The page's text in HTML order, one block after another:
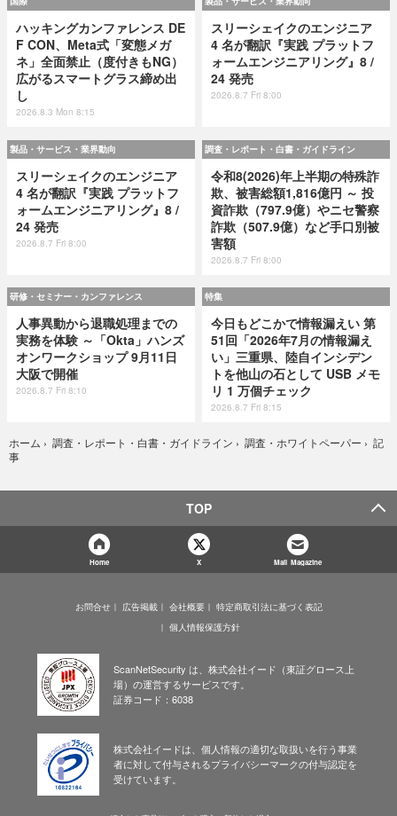
ハッキングカンファレンス DE
F CON、Meta式「変態メガ
ネ」全面禁止（度付きもNG）
広がるスマートグラス締め出
し
2026.8.3 Mon 8:15
スリーシェイクのエンジニア
4 名が翻訳『実践 プラットフ
ォームエンジニアリング』8 /
24 発売
2026.8.7 Fri 8:00
製品・サービス・業界動向
スリーシェイクのエンジニア
4 名が翻訳『実践 プラットフ
ォームエンジニアリング』8 /
24 発売
2026.8.7 Fri 8:00
調査・レポート・白書・ガイドライン
令和8(2026)年上半期の特殊詐
欺、被害総額1,816億円 ～ 投
資詐欺（797.9億）やニセ警察
詐欺（507.9億）など手口別被
害額
2026.8.7 Fri 8:00
研修・セミナー・カンファレンス
人事異動から退職処理までの
実務を体験 ～「Okta」ハンズ
オンワークショップ 9月11日
大阪で開催
2026.8.7 Fri 8:10
特集
今日もどこかで情報漏えい 第
51回「2026年7月の情報漏え
い」三重県、陸自インシデン
トを他山の石として USB メモ
リ 1 万個チェック
2026.8.7 Fri 8:15
ホーム › 調査・レポート・白書・ガイドライン › 調査・ホワイトペーパー › 記
事
TOP
Home X Mail Magazine
お問合せ 広告掲載 会社概要
特定商取引法に基づく表記
個人情報保護方針
ScanNetSecurity は、株式会社イード（東証グロース上
場）の運営するサービスです。
証券コード：6038
株式会社イードは、個人情報の適切な取扱いを行う事業
者に対して付与されるプライバシーマークの付与認定を
受けています。